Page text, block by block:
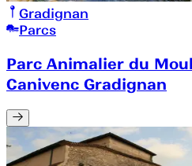
Gradignan
Parcs
Parc Animalier du
Canivenc Gradignan